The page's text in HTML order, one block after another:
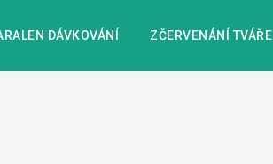
DÁVKOVÁNÍ ZČERVENÁNÍ TVÁŘE